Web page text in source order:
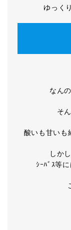
ゆっく
なん
そ
酸いも甘いも
しか
ｼｰﾊﾞｽ等